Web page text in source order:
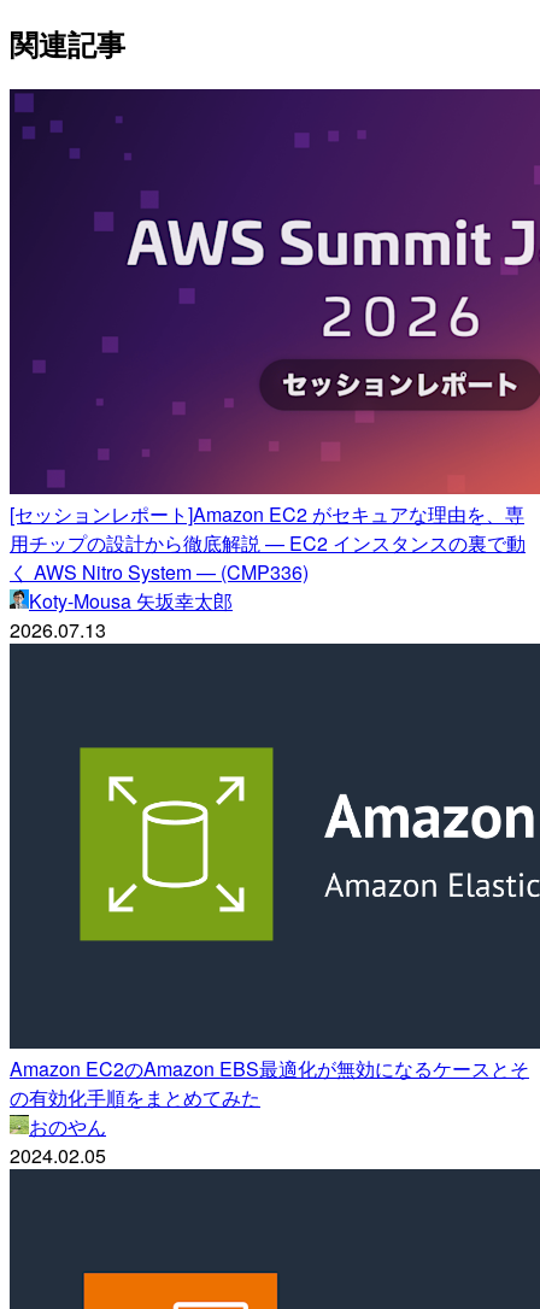
関連記事
[セッションレポート]Amazon EC2 がセキュアな理由を、専
用チップの設計から徹底解説 — EC2 インスタンスの裏で動
く AWS Nitro System — (CMP336)
Koty-Mousa 矢坂幸太郎
2026.07.13
Amazon EC2のAmazon EBS最適化が無効になるケースとそ
の有効化手順をまとめてみた
おのやん
2024.02.05